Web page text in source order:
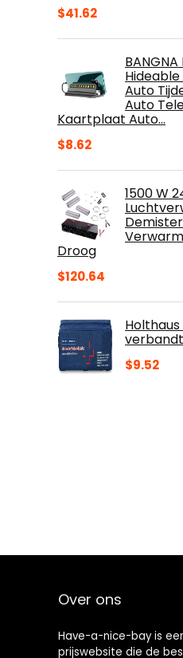
$41.62
Auto
Auto
Kaartplaat Auto…
$8.62
1500 W
Droog
$120.64
Holthaus
$9.52
Over ons
Have-a-nice-bay is
prijswebsite die de